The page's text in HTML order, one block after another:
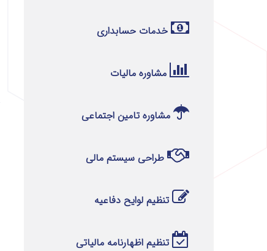
خدمات حسابداری
مشاوره مالیات
مشاوره تامین اجتماعی
طراحی سیستم مالی
تنظیم لوایح دفاعیه
تنظیم اظهارنامه مالیاتی